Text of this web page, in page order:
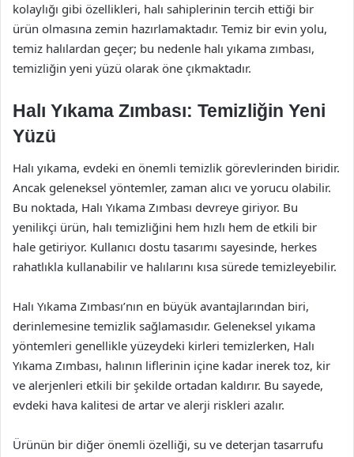
kolaylığı gibi özellikleri, halı sahiplerinin tercih ettiği bir
ürün olmasına zemin hazırlamaktadır. Temiz bir evin yolu,
temiz halılardan geçer; bu nedenle halı yıkama zımbası,
temizliğin yeni yüzü olarak öne çıkmaktadır.
Halı Yıkama Zımbası: Temizliğin Yeni
Yüzü
Halı yıkama, evdeki en önemli temizlik görevlerinden biridir.
Ancak geleneksel yöntemler, zaman alıcı ve yorucu olabilir.
Bu noktada, Halı Yıkama Zımbası devreye giriyor. Bu
yenilikçi ürün, halı temizliğini hem hızlı hem de etkili bir
hale getiriyor. Kullanıcı dostu tasarımı sayesinde, herkes
rahatlıkla kullanabilir ve halılarını kısa sürede temizleyebilir.
Halı Yıkama Zımbası’nın en büyük avantajlarından biri,
derinlemesine temizlik sağlamasıdır. Geleneksel yıkama
yöntemleri genellikle yüzeydeki kirleri temizlerken, Halı
Yıkama Zımbası, halının liflerinin içine kadar inerek toz, kir
ve alerjenleri etkili bir şekilde ortadan kaldırır. Bu sayede,
evdeki hava kalitesi de artar ve alerji riskleri azalır.
Ürünün bir diğer önemli özelliği, su ve deterjan tasarrufu